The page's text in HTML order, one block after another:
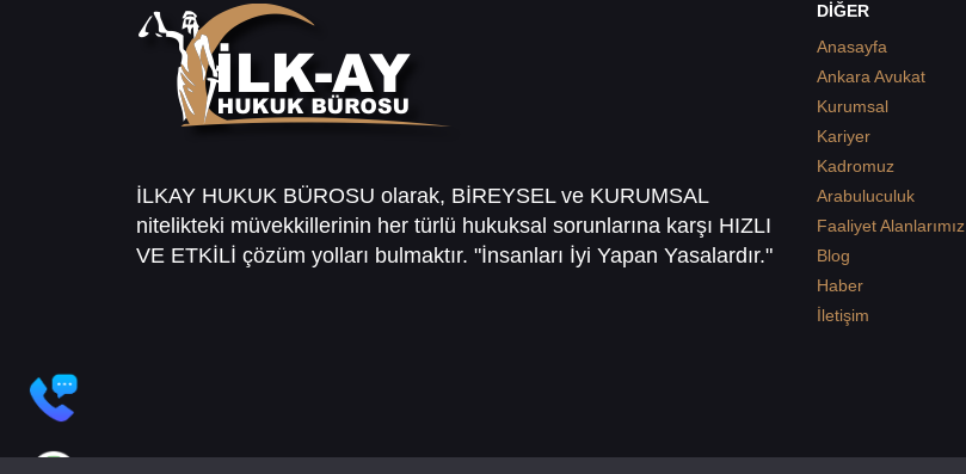
İLKAY HUKUK BÜROSU olarak, BİREYSEL ve KURUMSAL
nitelikteki müvekkillerinin her türlü hukuksal sorunlarına karşı HIZLI
VE ETKİLİ çözüm yolları bulmaktır. "İnsanları İyi Yapan Yasalardır."
DİĞER
Anasayfa
Ankara Avukat
Kurumsal
Kariyer
Kadromuz
Arabuluculuk
Faaliyet Alanlarımız
Blog
Haber
İletişim